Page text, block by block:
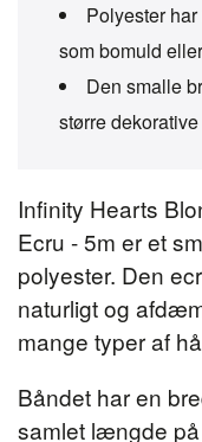
Infinity Hearts
Ecru - 5m er et
polyester. Den
naturligt og
mange typer af
Båndet har en
samlet længde
Polyester
som bomuld
Den smalle
større